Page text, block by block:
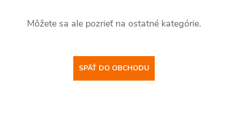
Môžete sa ale pozrieť na ostatné kategórie.
SPÄŤ DO OBCHODU